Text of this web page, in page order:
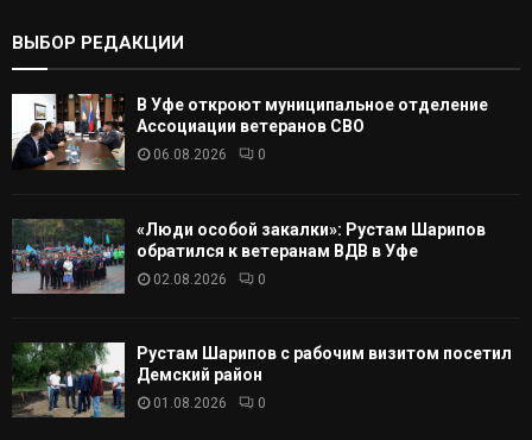
А
ВЫБОР РЕДАКЦИИ
В Уфе откроют муниципальное отделение
Ассоциации ветеранов СВО
06.08.2026 0
«Люди особой закалки»: Рустам Шарипов
обратился к ветеранам ВДВ в Уфе
02.08.2026 0
Рустам Шарипов с рабочим визитом посетил
Демский район
01.08.2026 0